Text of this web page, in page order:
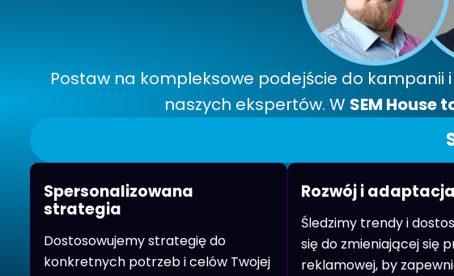
Postaw na kompleksowe podejście do kampanii
naszych ekspertów. W SEM House
Spersonalizowana
strategia
Dostosowujemy strategię do
konkretnych potrzeb i celów Twojej
Rozwój i adaptacja
Śledzimy trendy i
się do zmieniającej się
reklamowej, by